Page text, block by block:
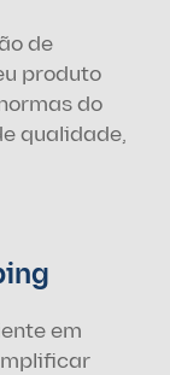
de
produto
do
qualidade,
em